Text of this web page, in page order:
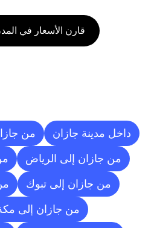
قارن الأسعار في
داخل مدينة جازان من
من جازان إلى الرياض
من جازان إلى تبوك
من جازان إلى